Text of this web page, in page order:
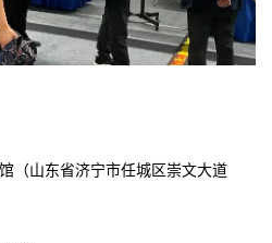
（山东省济宁市任城区崇文大道